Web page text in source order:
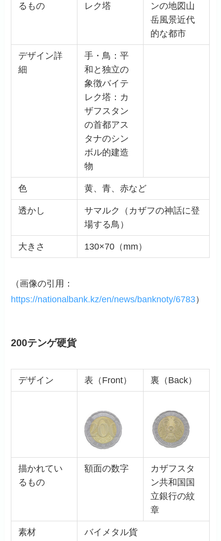
るもの
レク塔
ンの地図山
岳風景近代
的な都市
デザイン詳
細
手・鳥：平
和と独立の
象徴バイテ
レク塔：カ
ザフスタン
の首都アス
タナのシン
ボル的建造
物
色 黄、青、赤など
透かし
サマルク（カザフの神話に登
場する鳥）
大きさ 130×70（mm）
（画像の引用：
https://nationalbank.kz/en/news/banknoty/6783）
200テンゲ硬貨
デザイン 表（Front） 裏（Back）
描かれてい
るもの
額面の数字
カザフスタ
ン共和国国
立銀行の紋
章
素材 バイメタル貨